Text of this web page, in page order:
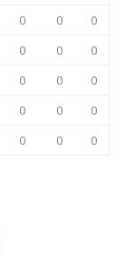
0 0
0
0 0
0
0 0
0
0 0
0
0 0 0